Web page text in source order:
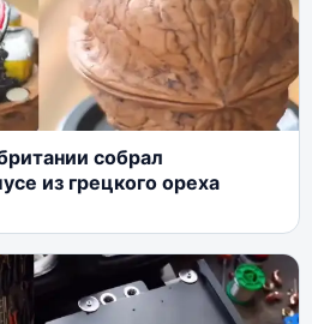
собрал
из грецкого ореха